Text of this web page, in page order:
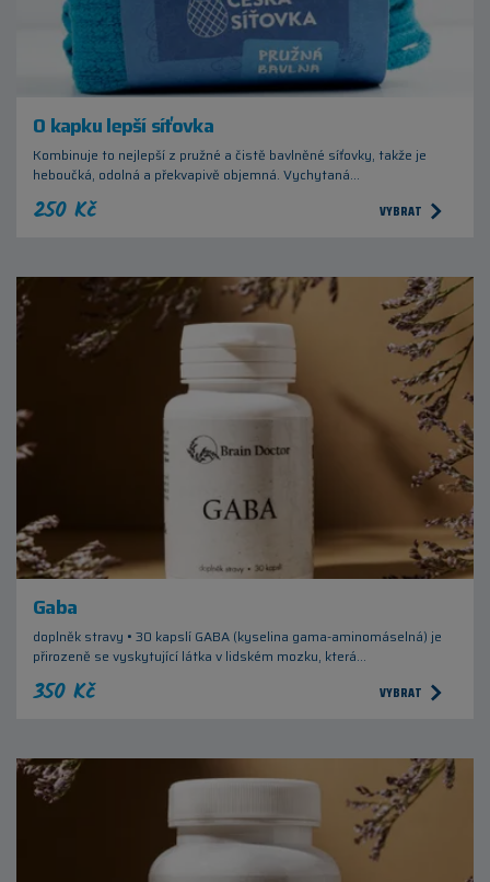
O kapku lepší síťovka
Kombinuje to nejlepší z pružné a čistě bavlněné síťovky, takže je
heboučká, odolná a překvapivě objemná. Vychytaná…
250 Kč VYBRAT
Gaba
doplněk stravy • 30 kapslí GABA (kyselina gama-aminomáselná) je
přirozeně se vyskytující látka v lidském mozku, která…
350 Kč VYBRAT